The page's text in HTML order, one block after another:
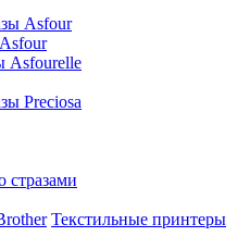
Asfour
Asfourelle
Preciosa
стразами
Текстильные принтеры